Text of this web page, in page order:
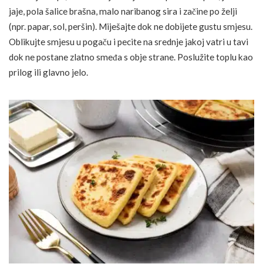
jaje, pola šalice brašna, malo naribanog sira i začine po želji
(npr. papar, sol, peršin). Miješajte dok ne dobijete gustu smjesu.
Oblikujte smjesu u pogaču i pecite na srednje jakoj vatri u tavi
dok ne postane zlatno smeđa s obje strane. Poslužite toplu kao
prilog ili glavno jelo.